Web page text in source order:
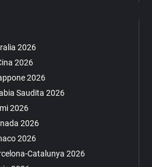
2026
2026
2026
Saudita 2026
2026
2026
2026
Catalunya 2026